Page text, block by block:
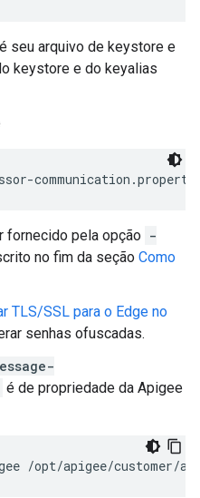
é seu arquivo de keystore e
keystore e do keyalias
fornecido pela opção -
no fim da seção Como
TLS/SSL para o Edge no
senhas ofuscadas.
é de propriedade da Apigee
/opt/apigee/customer/